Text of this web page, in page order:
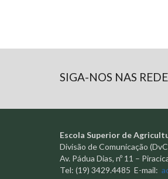
SIGA-NOS NAS
Escola Superior de
Divisão de Comunicação
Av. Pádua Dias, nº 11 –
Tel: (19) 3429.4485 E-mail: